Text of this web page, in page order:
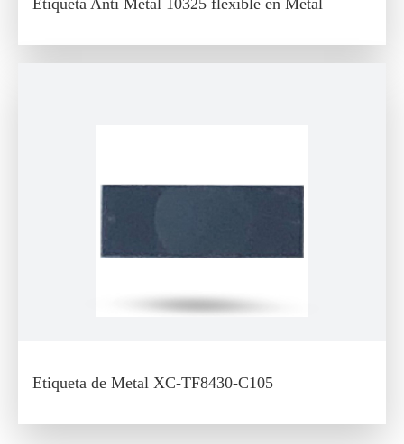
Etiqueta de Metal XC-TF8430-C105